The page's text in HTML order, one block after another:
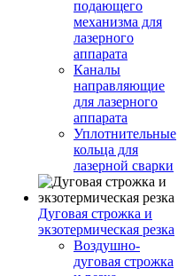
подающего
механизма для
лазерного
аппарата
Каналы
направляющие
для лазерного
аппарата
Уплотнительные
кольца для
лазерной сварки
Дуговая строжка и
экзотермическая резка
Воздушно-
дуговая строжка